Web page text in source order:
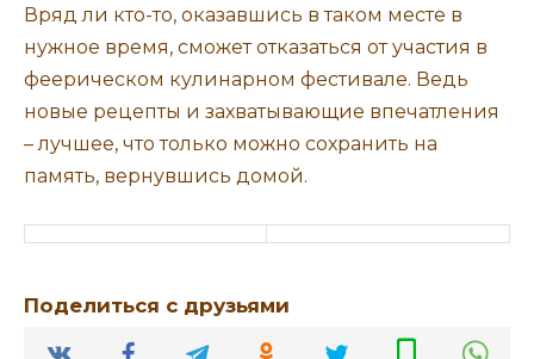
Вряд ли кто-то, оказавшись в таком месте в
нужное время, сможет отказаться от участия в
феерическом кулинарном фестивале. Ведь
новые рецепты и захватывающие впечатления
– лучшее, что только можно сохранить на
память, вернувшись домой.
Поделиться с друзьями